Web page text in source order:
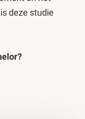
deze studie